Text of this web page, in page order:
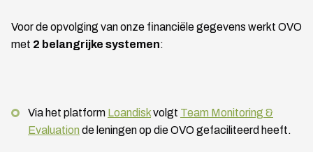
Voor de opvolging van onze financiële gegevens werkt OVO
met 2 belangrijke systemen:
Via het platform Loandiskvolgt Team Monitoring &
Evaluation de leningen op die OVO gefaciliteerd heeft.